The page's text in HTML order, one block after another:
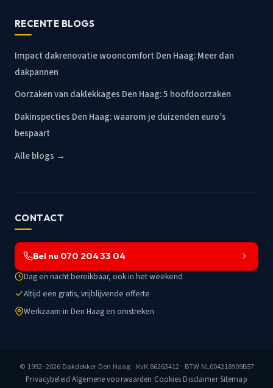
RECENTE BLOGS
Impact dakrenovatie wooncomfort Den Haag: Meer dan
dakpannen
Oorzaken van daklekkages Den Haag: 5 hoofdoorzaken
Dakinspecties Den Haag: waarom je duizenden euro’s
bespaart
Alle blogs →
CONTACT
Bel nu 070 204 33 04
Dag en nacht bereikbaar, ook in het weekend
Altijd een gratis, vrijblijvende offerte
Werkzaam in Den Haag en omstreken
© 1992–2026 Dakdekker Den Haag· KvK 86263412 · BTW NL004218909B57
Privacybeleid·Algemene voorwaarden·Cookies·Disclaimer·Sitemap